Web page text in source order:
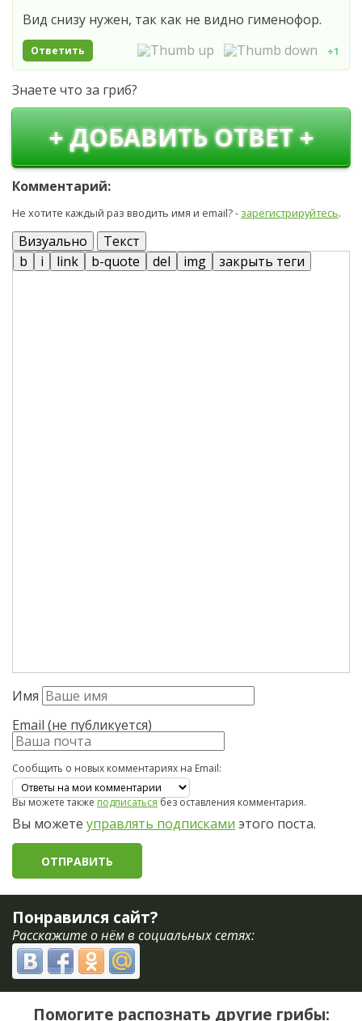
Вид снизу нужен, так как не видно гименофор.
Ответить +1
Знаете что за гриб?
+ ДОБАВИТЬ ОТВЕТ +
Комментарий:
Не хотите каждый раз вводить имя и email? - зарегистрируйтесь.
Визуально Текст
Имя
Email (не публикуется)
Сообщить о новых комментариях на Email:
Вы можете такжеподписатьсябез оставления комментария.
Вы можете управлять подписками этого поста.
Понравился сайт?
Расскажите о нём в социальных сетях:
Помогите распознать другие грибы: